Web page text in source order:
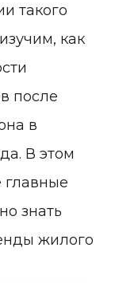
такого
как
после
в
В этом
знать
жилого